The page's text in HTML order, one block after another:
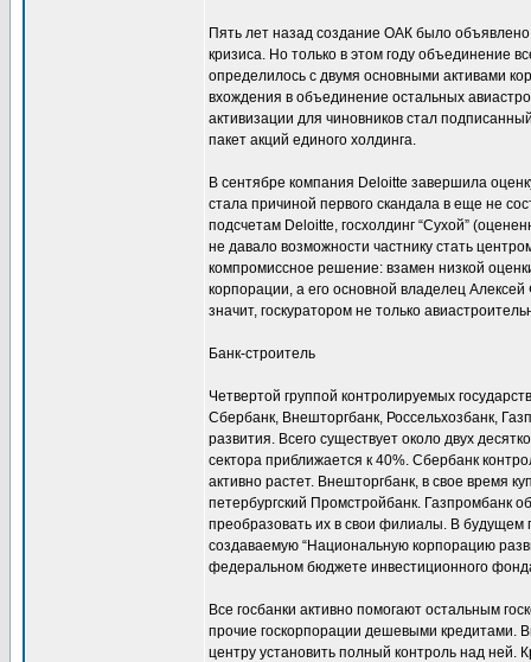
Пять лет назад создание ОАК было
кризиса. Но только в этом году объединение
определилось с двумя основными активами
вхождения в объединение остальных
активизации для чиновников стал
пакет акций единого холдинга.
В сентябре компания Deloitte завершила
стала причиной первого скандала в еще не
подсчетам Deloitte, госхолдинг “Сухой”
не давало возможности частнику стать
компромиссное решение: взамен низкой
корпорации, а его основной владелец
значит, госкуратором не только
Банк-строитель
Четвертой группой контролируемых
Сбербанк, Внешторгбанк, Россельхозбанк,
развития. Всего существует около двух
сектора приближается к 40%. Сбербанк
активно растет. Внешторгбанк, в свое время
петербургский Промстройбанк. Газпромбанк
преобразовать их в свои филиалы. В будущем
создаваемую “Национальную корпорацию
федеральном бюджете инвестиционного
Все госбанки активно помогают остальным
прочие госкорпорации дешевыми кредитами.
центру установить полный контроль над